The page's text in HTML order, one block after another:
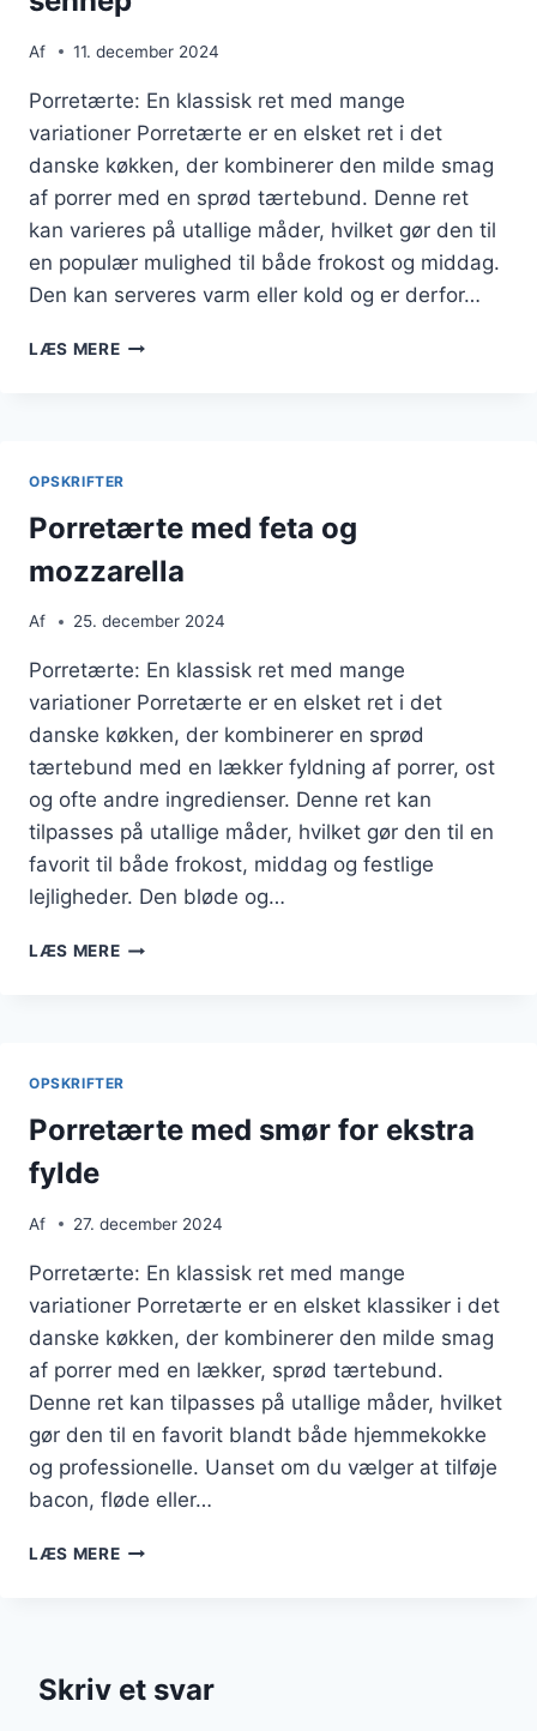
Af 11. december 2024
Porretærte: En klassisk ret med mange
variationer Porretærte er en elsket ret i det
danske køkken, der kombinerer den milde smag
af porrer med en sprød tærtebund. Denne ret
kan varieres på utallige måder, hvilket gør den til
en populær mulighed til både frokost og middag.
Den kan serveres varm eller kold og er derfor…
LÆS MEREPORRETÆRTE
OPSKRIFTER
Porretærte med feta og
mozzarella
Af 25. december 2024
Porretærte: En klassisk ret med mange
variationer Porretærte er en elsket ret i det
danske køkken, der kombinerer en sprød
tærtebund med en lækker fyldning af porrer, ost
og ofte andre ingredienser. Denne ret kan
tilpasses på utallige måder, hvilket gør den til en
favorit til både frokost, middag og festlige
lejligheder. Den bløde og…
LÆS MEREPORRETÆRTE
OPSKRIFTER
Porretærte med smør for ekstra
fylde
Af 27. december 2024
Porretærte: En klassisk ret med mange
variationer Porretærte er en elsket klassiker i det
danske køkken, der kombinerer den milde smag
af porrer med en lækker, sprød tærtebund.
Denne ret kan tilpasses på utallige måder, hvilket
gør den til en favorit blandt både hjemmekokke
og professionelle. Uanset om du vælger at tilføje
bacon, fløde eller…
LÆS MEREPORRETÆRTE
Skriv et svar